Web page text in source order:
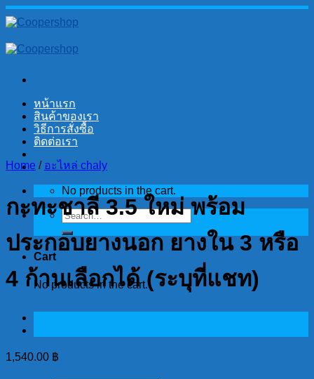
Skip
to
หน้าแรก
สินค้าของเรา
วิธีการสั่งซื้อ
ติดต่อเรา
No products in the cart.
Search
for:
Cart
No products in the cart.
Home / อะไหล่ chaly
กะทะชาลี 3.5 ใหม่ พร้อม
ประกอบยางนอก ยางใน 3 หรือ
4 ก้านเลือกได้ (ระบุที่แชท)
1,540.00 ฿